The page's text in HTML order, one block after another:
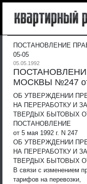
ПОСТАНОВЛЕНИЕ
05-05
05.05.1992
МОСКВЫ №247
ОБ УТВЕРЖДЕНИИ
НА ПЕРЕРАБОТКУ И
ТВЕРДЫХ БЫТОВЫХ
ПОСТАНОВЛЕНИЕ
от 5 мая 1992 г. N 247
ОБ УТВЕРЖДЕНИИ
НА ПЕРЕРАБОТКУ И
ТВЕРДЫХ БЫТОВЫХ
В связи с изменением
тарифов на перевозки,